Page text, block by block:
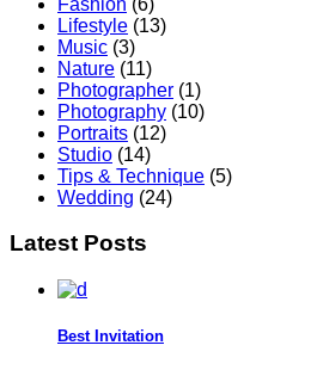
Lifestyle (13)
Music (3)
Nature (11)
Photographer (1)
Photography (10)
Portraits (12)
Studio (14)
Tips & Technique (5)
Wedding (24)
Latest Posts
Best Invitation